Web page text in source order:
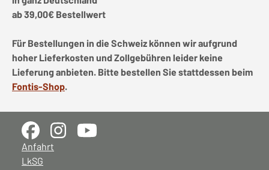
ab 39,00€ Bestellwert
Für Bestellungen in die Schweiz können wir aufgrund
hoher Lieferkosten und Zollgebühren leider keine
Lieferung anbieten. Bitte bestellen Sie stattdessen beim
Fontis-Shop.
Anfahrt
LkSG